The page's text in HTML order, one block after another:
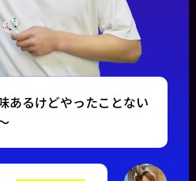
あるけどやったことない